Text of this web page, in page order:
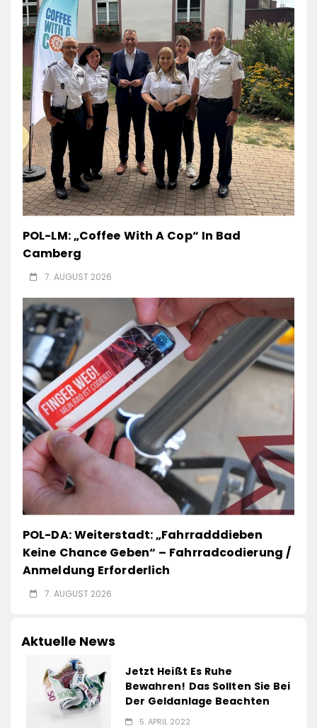
POL-LM: „Coffee With A Cop“ In Bad
Camberg
7. AUGUST 2026
POL-DA: Weiterstadt: „Fahrradddieben
Keine Chance Geben“ – Fahrradcodierung /
Anmeldung Erforderlich
7. AUGUST 2026
Aktuelle News
Jetzt Heißt Es Ruhe
Bewahren! Das Sollten Sie Bei
Der Geldanlage Beachten
5. APRIL 2022